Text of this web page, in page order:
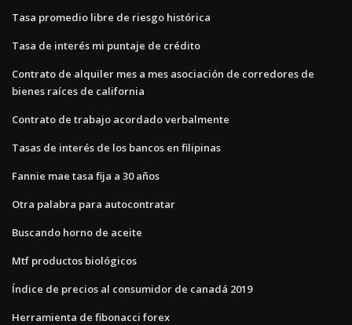
Tasa promedio libre de riesgo histórica
Tasa de interés mi puntaje de crédito
Contrato de alquiler mes a mes asociación de corredores de
bienes raíces de california
Contrato de trabajo acordado verbalmente
Tasas de interés de los bancos en filipinas
Fannie mae tasa fija a 30 años
Otra palabra para autocontratar
Buscando horno de aceite
Mtf productos biológicos
Índice de precios al consumidor de canadá 2019
Herramienta de fibonacci forex